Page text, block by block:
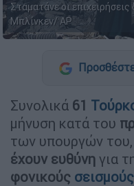
Σταματάνε οι
Μπλίνκεν/ AP
Συνολικά 61
μήνυση κατά του
των υπουργών του,
έχουν ευθύνη για
φονικούς σεισμούς